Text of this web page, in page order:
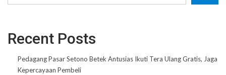
Recent Posts
Pedagang Pasar Setono Betek Antusias Ikuti Tera Ulang Gratis, Jaga
Kepercayaan Pembeli